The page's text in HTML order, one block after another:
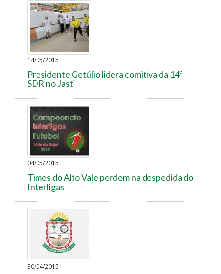
14/05/2015
Presidente Getúlio lidera comitiva da 14ª
SDR no Jasti
04/05/2015
Times do Alto Vale perdem na despedida do
Interligas
30/04/2015